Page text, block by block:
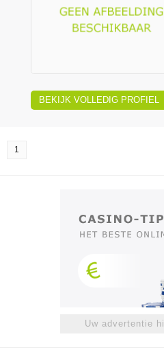
BEKIJK VOLLEDIG PROFIEL
1
Uw advertentie